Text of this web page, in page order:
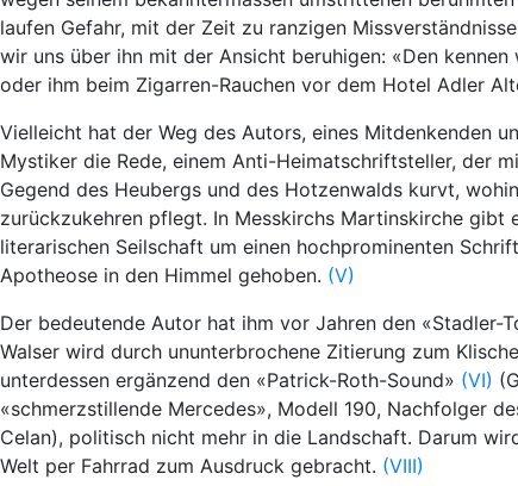
laufen Gefahr, mit der Zeit zu ranzigen
wir uns über ihn mit der Ansicht beruhigen: «Den
oder ihm beim Zigarren-Rauchen vor dem Hotel Adler
Vielleicht hat der Weg des Autors, eines Mitdenkenden
Mystiker die Rede, einem Anti-Heimatschriftsteller, der
Gegend des Heubergs und des Hotzenwalds kurvt,
zurückzukehren pflegt. In Messkirchs Martinskirche gibt
literarischen Seilschaft um einen hochprominenten
Apotheose in den Himmel gehoben. (V)
Der bedeutende Autor hat ihm vor Jahren den «Stadler-
Walser wird durch ununterbrochene Zitierung zum
unterdessen ergänzend den «Patrick-Roth-Sound» (VI)
«schmerzstillende Mercedes», Modell 190, Nachfolger
Celan), politisch nicht mehr in die Landschaft. Darum
Welt per Fahrrad zum Ausdruck gebracht. (VIII)